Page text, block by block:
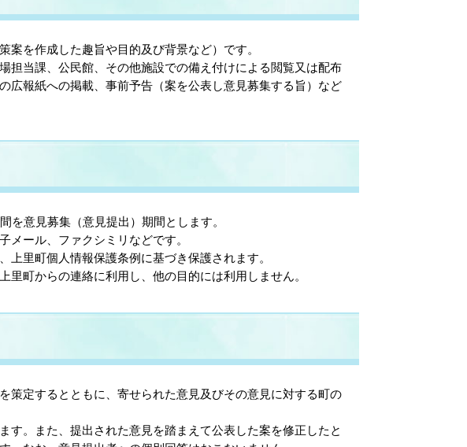
を作成した趣旨や目的及び背景など）です。
担当課、公民館、その他施設での備え付けによる閲覧又は配布
広報紙への掲載、事前予告（案を公表し意見募集する旨）など
を意見募集（意見提出）期間とします。
メール、ファクシミリなどです。
里町個人情報保護条例に基づき保護されます。
里町からの連絡に利用し、他の目的には利用しません。
策定するとともに、寄せられた意見及びその意見に対する町の
す。また、提出された意見を踏まえて公表した案を修正したと